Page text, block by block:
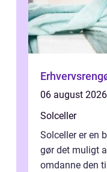
06 august 2026
Solceller
Solceller er en
gør det muligt
omdanne den